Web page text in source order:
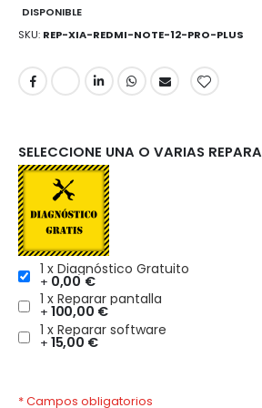
DISPONIBLE
SKU REP-XIA-REDMI-NOTE-12-PRO-PLUS
SELECCIONE UNA O VARIAS
1 x Diagnóstico Gratuito
+ 0,00 €
1 x Reparar pantalla
+ 100,00 €
1 x Reparar software
+ 15,00 €
* Campos obligatorios